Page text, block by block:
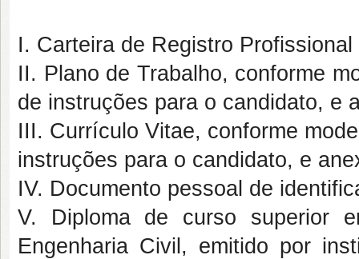
I. Carteira de Registro
II. Plano de Trabalho, conforme
de instruções para o candidato, e
III. Currículo Vitae, conforme
instruções para o candidato, e
IV. Documento pessoal de
V. Diploma de curso superior
Engenharia Civil, emitido por